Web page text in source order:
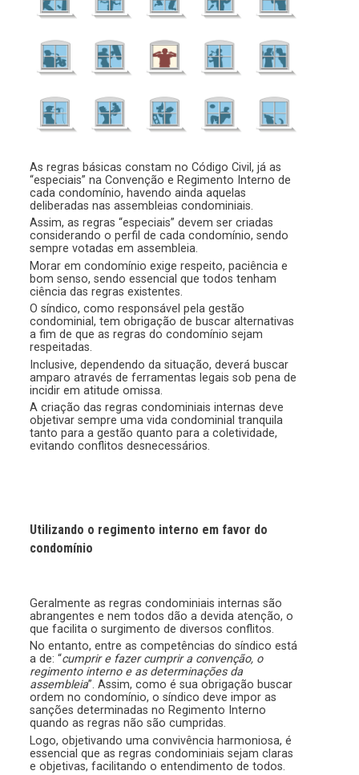
As regras básicas constam no Código Civil, já as
“especiais” na Convenção e Regimento Interno de
cada condomínio, havendo ainda aquelas
deliberadas nas assembleias condominiais.
Assim, as regras “especiais” devem ser criadas
considerando o perfil de cada condomínio, sendo
sempre votadas em assembleia.
Morar em condomínio exige respeito, paciência e
bom senso, sendo essencial que todos tenham
ciência das regras existentes.
O síndico, como responsável pela gestão
condominial, tem obrigação de buscar alternativas
a fim de que as regras do condomínio sejam
respeitadas.
Inclusive, dependendo da situação, deverá buscar
amparo através de ferramentas legais sob pena de
incidir em atitude omissa.
A criação das regras condominiais internas deve
objetivar sempre uma vida condominial tranquila
tanto para a gestão quanto para a coletividade,
evitando conflitos desnecessários.
Utilizando o regimento interno em favor do
condomínio
Geralmente as regras condominiais internas são
abrangentes e nem todos dão a devida atenção, o
que facilita o surgimento de diversos conflitos.
No entanto, entre as competências do síndico está
a de: “cumprir e fazer cumprir a convenção, o
regimento interno e as determinações da
assembleia”. Assim, como é sua obrigação buscar
ordem no condomínio, o síndico deve impor as
sanções determinadas no Regimento Interno
quando as regras não são cumpridas.
Logo, objetivando uma convivência harmoniosa, é
essencial que as regras condominiais sejam claras
e objetivas, facilitando o entendimento de todos.